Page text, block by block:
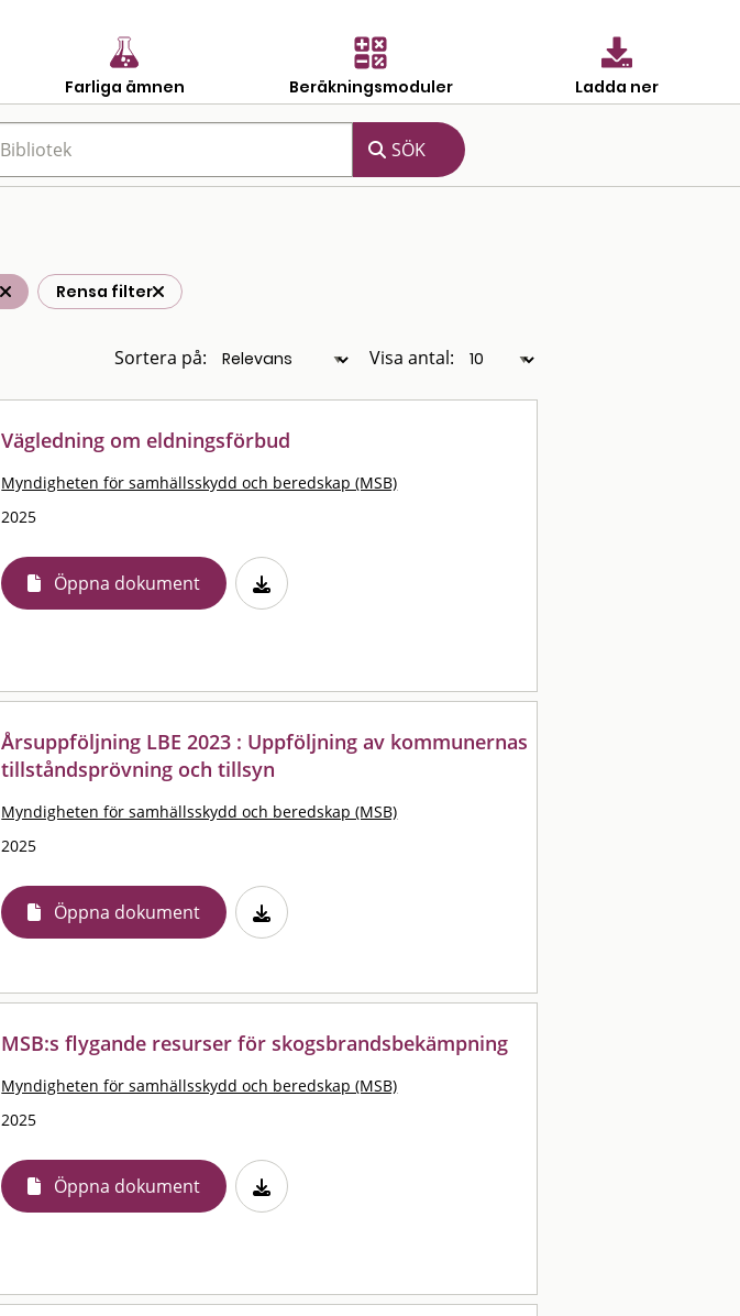
Farliga ämnen Beräkningsmoduler Ladda ner
Rensa filter
Sortera på: Visa antal:
Vägledning om eldningsförbud
Myndigheten för samhällsskydd och beredskap (MSB)
2025
Öppna dokument
Årsuppföljning LBE 2023 : Uppföljning av kommunernas
tillståndsprövning och tillsyn
Myndigheten för samhällsskydd och beredskap (MSB)
2025
Öppna dokument
MSB:s flygande resurser för skogsbrandsbekämpning
Myndigheten för samhällsskydd och beredskap (MSB)
2025
Öppna dokument